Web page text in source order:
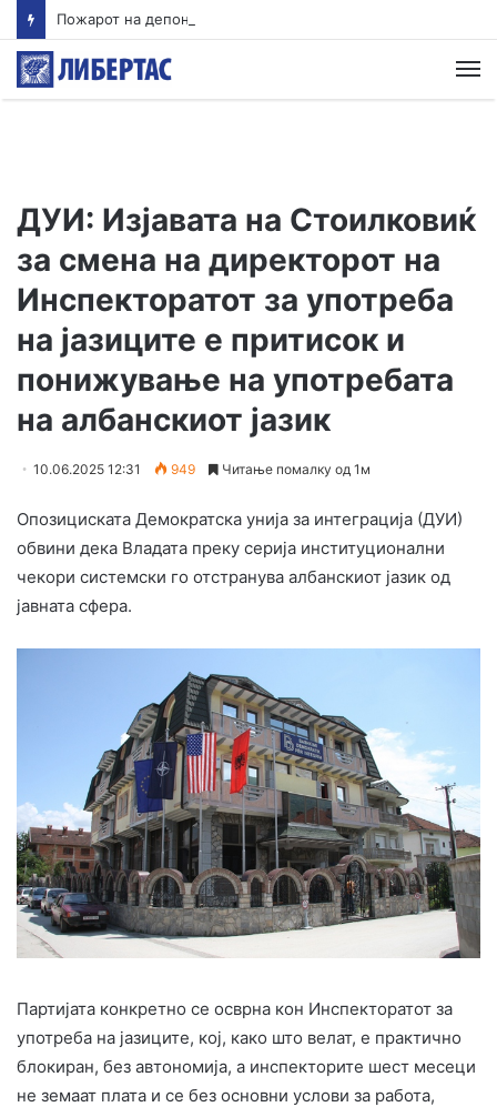
ДУИ: Изјавата на Стоилковиќ
за смена на директорот на
Инспекторатот за употреба
на јазиците е притисок и
понижување на употребата
на албанскиот јазик
10.06.2025 12:31 949 Читање помалку од 1м
Опозициската Демократска унија за интеграција (ДУИ)
обвини дека Владата преку серија институционални
чекори системски го отстранува албанскиот јазик од
јавната сфера.
Партијата конкретно се осврна кон Инспекторатот за
употреба на јазиците, кој, како што велат, е практично
блокиран, без автономија, а инспекторите шест месеци
не земаат плата и се без основни услови за работа,